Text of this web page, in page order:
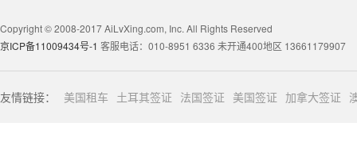
Copyright © 2008-2017 AiLvXing.com, Inc. All Rights Reserved
京ICP备11009434号-1 客服电话：010-8951 6336 未开通400地区 13661179907
友情链接： 美国租车 土耳其签证 法国签证 美国签证 加拿大签证